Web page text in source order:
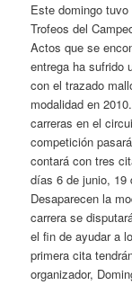
Este domingo
Trofeos del
Actos que se
entrega ha sufrido
con el trazado
modalidad en
carreras en el
competición
contará con tres
días 6 de junio, 19
Desaparecen la
carrera se
el fin de ayudar a
primera cita
organizador,